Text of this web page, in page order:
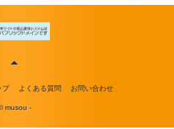
プ よくある質問 お問い合わせ
musou -